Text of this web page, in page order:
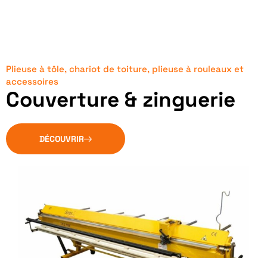
Plieuse à tôle, chariot de toiture, plieuse à rouleaux et
accessoires
Couverture & zinguerie
DÉCOUVRIR